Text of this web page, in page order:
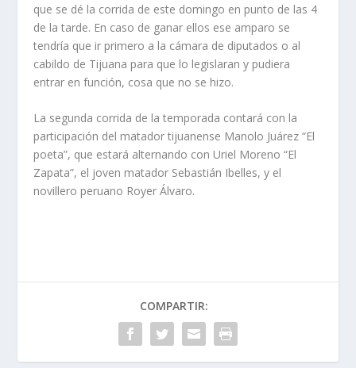
que se dé la corrida de este domingo en punto de las 4
de la tarde. En caso de ganar ellos ese amparo se
tendría que ir primero a la cámara de diputados o al
cabildo de Tijuana para que lo legislaran y pudiera
entrar en función, cosa que no se hizo.
La segunda corrida de la temporada contará con la
participación del matador tijuanense Manolo Juárez “El
poeta”, que estará alternando con Uriel Moreno “El
Zapata”, el joven matador Sebastián Ibelles, y el
novillero peruano Royer Álvaro.
COMPARTIR: